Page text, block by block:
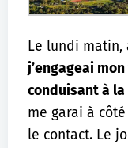
Le lundi matin,
j’engageai
conduisant à
me garai à
le contact. Le